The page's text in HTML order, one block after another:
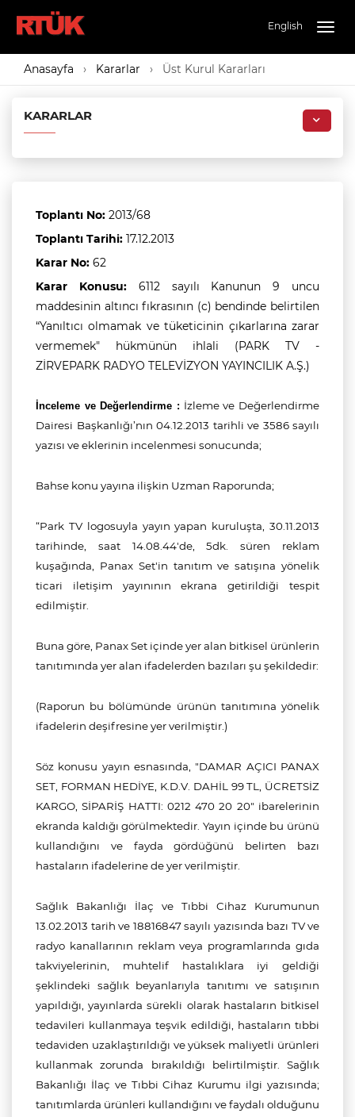
English
Anasayfa Kararlar Üst Kurul Kararları
KARARLAR
Toplantı No: 2013/68
Toplantı Tarihi: 17.12.2013
Karar No: 62
Karar Konusu: 6112 sayılı Kanunun 9 uncu
maddesinin altıncı fıkrasının (c) bendinde belirtilen
“Yanıltıcı olmamak ve tüketicinin çıkarlarına zarar
vermemek" hükmünün ihlali (PARK TV -
ZİRVEPARK RADYO TELEVİZYON YAYINCILIK A.Ş.)
İnceleme ve Değerlendirme : İzleme ve Değerlendirme
Dairesi Başkanlığı’nın 04.12.2013 tarihli ve 3586 sayılı
yazısı ve eklerinin incelenmesi sonucunda;
Bahse konu yayına ilişkin Uzman Raporunda;
“Park TV logosuyla yayın yapan kuruluşta, 30.11.2013
tarihinde, saat 14.08.44'de, 5dk. süren reklam
kuşağında, Panax Set'in tanıtım ve satışına yönelik
ticari iletişim yayınının ekrana getirildiği tespit
edilmiştir.
Buna göre, Panax Set içinde yer alan bitkisel ürünlerin
tanıtımında yer alan ifadelerden bazıları şu şekildedir:
(Raporun bu bölümünde ürünün tanıtımına yönelik
ifadelerin deşifresine yer verilmiştir.)
Söz konusu yayın esnasında, "DAMAR AÇICI PANAX
SET, FORMAN HEDİYE, K.D.V. DAHİL 99 TL, ÜCRETSİZ
KARGO, SİPARİŞ HATTI: 0212 470 20 20" ibarelerinin
ekranda kaldığı görülmektedir. Yayın içinde bu ürünü
kullandığını ve fayda gördüğünü belirten bazı
hastaların ifadelerine de yer verilmiştir.
Sağlık Bakanlığı İlaç ve Tıbbi Cihaz Kurumunun
13.02.2013 tarih ve 18816847 sayılı yazısında bazı TV ve
radyo kanallarının reklam veya programlarında gıda
takviyelerinin, muhtelif hastalıklara iyi geldiği
şeklindeki sağlık beyanlarıyla tanıtımı ve satışının
yapıldığı, yayınlarda sürekli olarak hastaların bitkisel
tedavileri kullanmaya teşvik edildiği, hastaların tıbbi
tedaviden uzaklaştırıldığı ve yüksek maliyetli ürünleri
kullanmak zorunda bırakıldığı belirtilmiştir. Sağlık
Bakanlığı İlaç ve Tıbbi Cihaz Kurumu ilgi yazısında;
tanıtımlarda ürünleri kullandığını ve faydalı olduğunu